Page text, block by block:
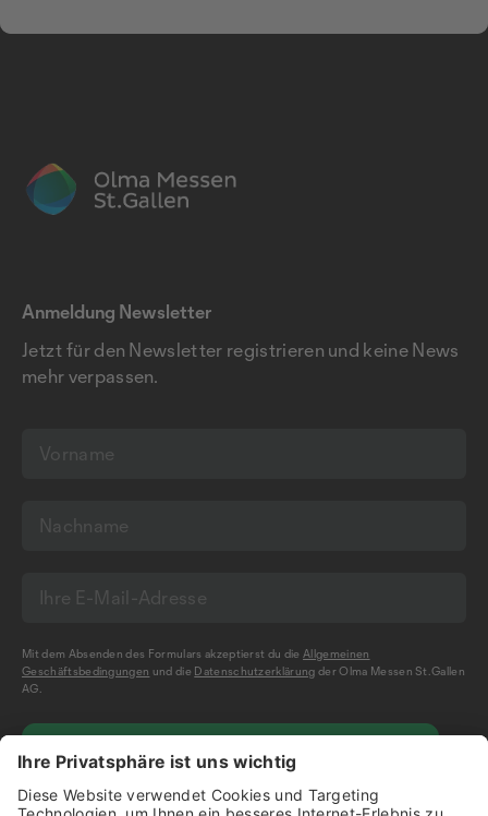
Anmeldung Newsletter
Jetzt für den Newsletter registrieren und keine News
mehr verpassen.
Mit dem Absenden des Formulars akzeptierst du dieAllgemeinen
Geschäftsbedingungen und die Datenschutzerklärung der Olma Messen St.Gallen
AG.